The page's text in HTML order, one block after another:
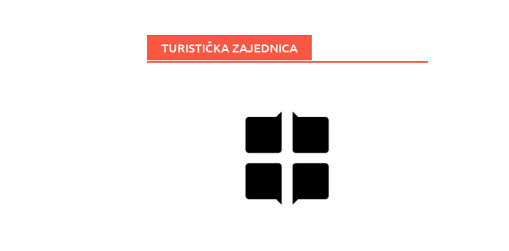
TURISTIČKA ZAJEDNICA